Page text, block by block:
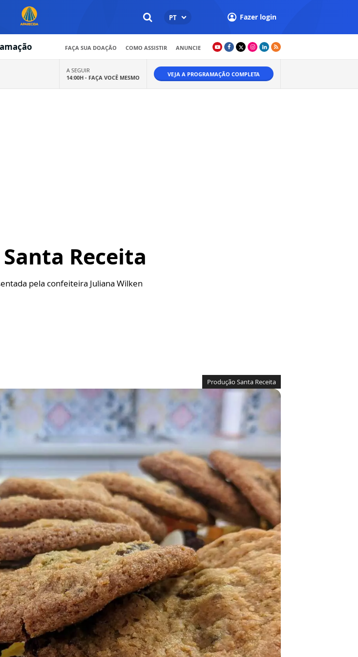
PT Fazer login
FAÇA SUA DOAÇÃO COMO ASSISTIR ANUNCIE
A SEGUIR
14:00H - FAÇA VOCÊ MESMO VEJA A PROGRAMAÇÃO COMPLETA
Receita
pela confeiteira Juliana Wilken
Produção Santa Receita